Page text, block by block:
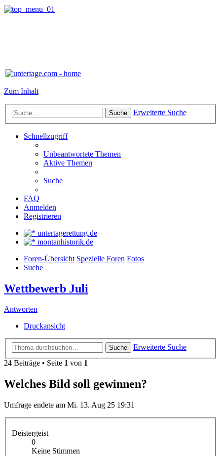
Zum Inhalt
Suche Erweiterte Suche
Schnellzugriff
Unbeantwortete Themen
Aktive Themen
Suche
FAQ
Anmelden
Registrieren
untertagerettung.de
montanhistorik.de
Foren-Übersicht Spezielle Foren Fotos
Suche
Wettbewerb Juli
Antworten
Druckansicht
Suche
Erweiterte Suche
24 Beiträge • Seite 1 von 1
Welches Bild soll gewinnen?
Umfrage endete am Mi. 13. Aug 25 19:31
Deistergeist
0
Keine Stimmen